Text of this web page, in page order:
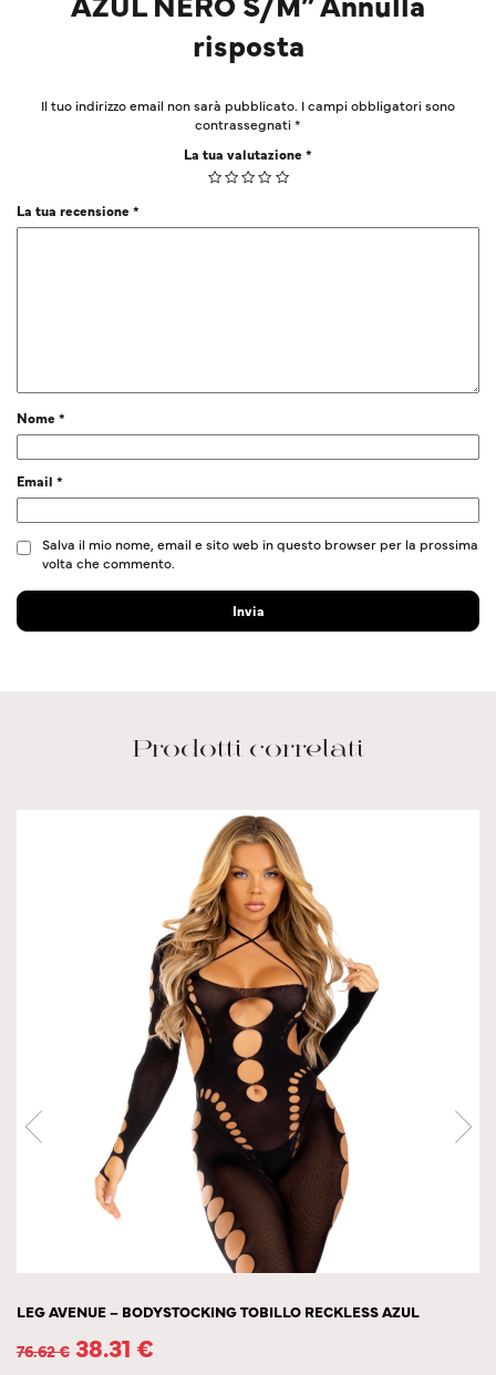
risposta
Il tuo indirizzo email non sarà pubblicato. I campi obbligatori sono
contrassegnati*
La tua valutazione*
La tua recensione*
Nome*
Email *
Salva il mio nome, email e sito web in questo browser per la prossima
volta che commento.
Prodotti correlati
LEG AVENUE – BODYSTOCKING TOBILLO RECKLESS AZUL
76.62€ 38.31 €